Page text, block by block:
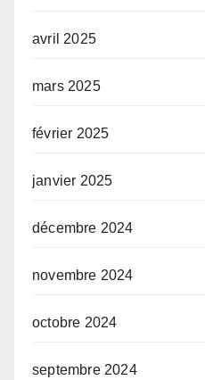
avril 2025
mars 2025
février 2025
janvier 2025
décembre 2024
novembre 2024
octobre 2024
septembre 2024